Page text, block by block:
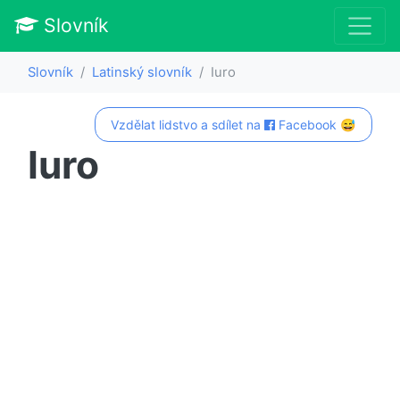
Slovník
Slovník Latinský slovník Iuro
Vzdělat lidstvo a sdílet na Facebook 😅
Iuro